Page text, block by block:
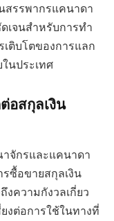
สรรพากรแคนาดา
เจนสำหรับการทำ
ติบโตของการแลก
นประเทศ
อสกุลเงิน
จักรและแคนาดา
ซื้อขายสกุลเงิน
งความกังวลเกี่ยว
งต่อการใช้ในทางที่